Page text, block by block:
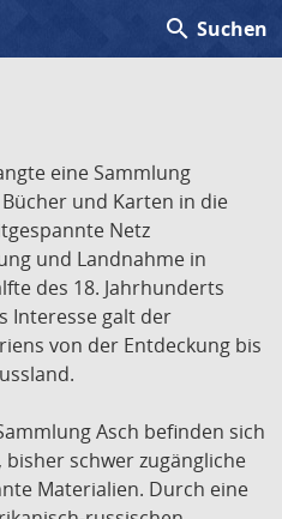
search Suchen
eine Sammlung
und Karten in die
Netz
und Landnahme in
des 18. Jahrhunderts
Interesse galt der
von der Entdeckung bis
Asch befinden sich
schwer zugängliche
Materialien. Durch eine